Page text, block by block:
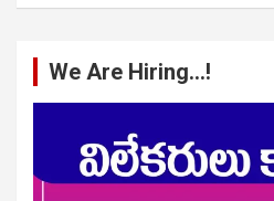
We Are Hiring…!